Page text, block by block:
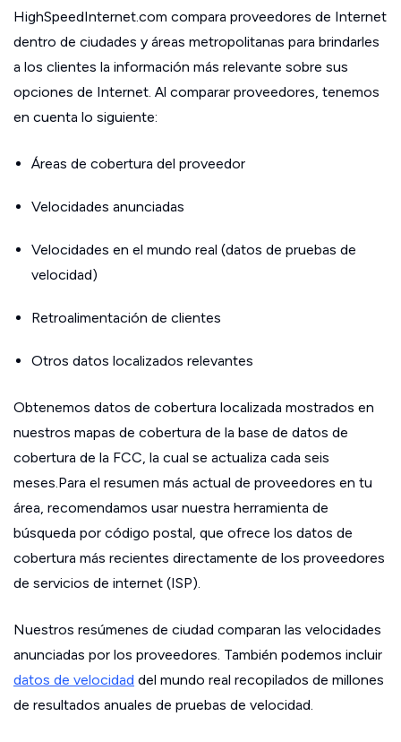
HighSpeedInternet.com compara proveedores de Internet
dentro de ciudades y áreas metropolitanas para brindarles
a los clientes la información más relevante sobre sus
opciones de Internet. Al comparar proveedores, tenemos
en cuenta lo siguiente:
Áreas de cobertura del proveedor
Velocidades anunciadas
Velocidades en el mundo real (datos de pruebas de
velocidad)
Retroalimentación de clientes
Otros datos localizados relevantes
Obtenemos datos de cobertura localizada mostrados en
nuestros mapas de cobertura de la base de datos de
cobertura de la FCC, la cual se actualiza cada seis
meses.Para el resumen más actual de proveedores en tu
área, recomendamos usar nuestra herramienta de
búsqueda por código postal, que ofrece los datos de
cobertura más recientes directamente de los proveedores
de servicios de internet (ISP).
Nuestros resúmenes de ciudad comparan las velocidades
anunciadas por los proveedores. También podemos incluir
datos de velocidad del mundo real recopilados de millones
de resultados anuales de pruebas de velocidad.